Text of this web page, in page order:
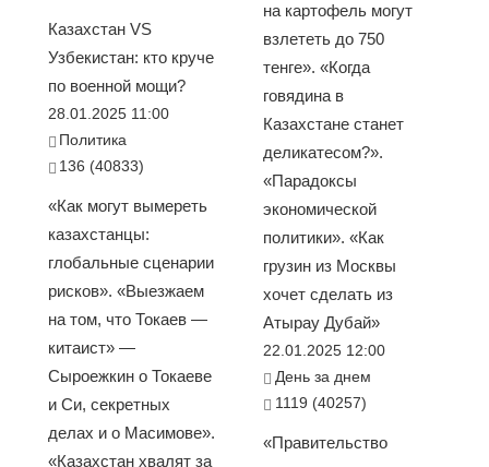
Казахстан VS
Узбекистан: кто круче
по военной мощи?
28.01.2025 11:00
Политика
136 (40833)
«Как могут вымереть
казахстанцы:
глобальные сценарии
рисков». «Выезжаем
на том, что Токаев —
китаист» —
Сыроежкин о Токаеве
и Си, секретных
делах и о Масимове».
«Казахстан хвалят за
на картофель могут
взлететь до 750
тенге». «Когда
говядина в
Казахстане станет
деликатесом?».
«Парадоксы
экономической
политики». «Как
грузин из Москвы
хочет сделать из
Атырау Дубай»
22.01.2025 12:00
День за днем
1119 (40257)
«Правительство